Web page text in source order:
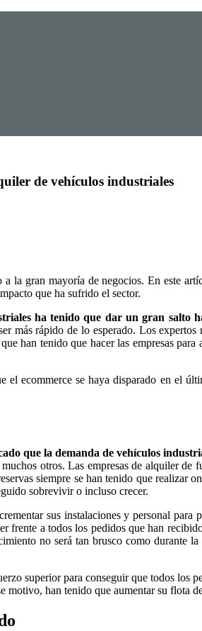
de vehículos industriales
la gran mayoría de negocios. En este
que ha sufrido el sector.
ha tenido que dar un gran salto
más rápido de lo esperado. Los
han tenido que hacer las empresas
ecommerce se haya disparado en el
que la demanda de vehículos
otros. Las empresas de alquiler
siempre se han tenido que realizar
sobrevivir o incluso crecer.
sus instalaciones y personal
a todos los pedidos que han
no será tan brusco como durante
superior para conseguir que todos
han tenido que aumentar su flota